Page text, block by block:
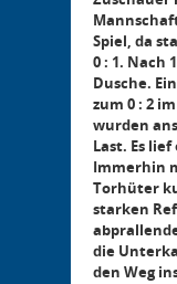
Spiel, da
0 : 1. Nach
Dusche.
zum 0 : 2
wurden
Last. Es
Immerhin
Torhüter
starken
die
den Weg